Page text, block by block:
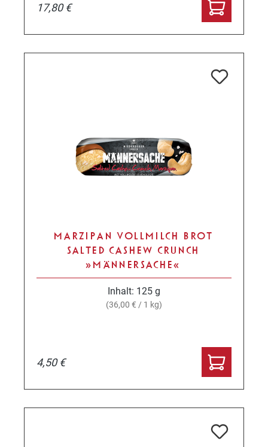
17,80 €
MARZIPAN VOLLMILCH BROT
SALTED CASHEW CRUNCH
»MÄNNERSACHE«
Inhalt: 125 g
(36,00 € / 1 kg)
4,50 €